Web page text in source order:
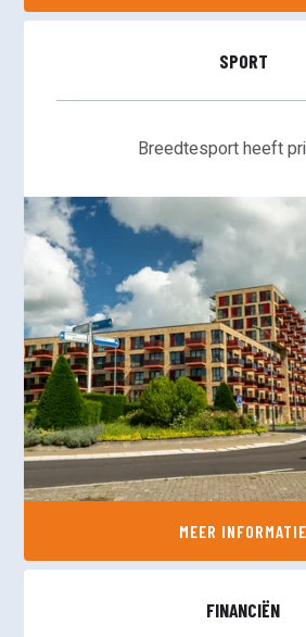
SPORT
Breedtesport heeft
MEER INFORMATIE
FINANCIËN